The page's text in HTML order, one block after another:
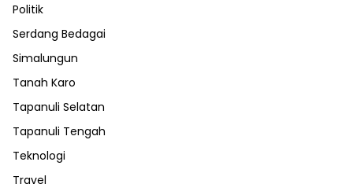
Politik
Serdang Bedagai
Simalungun
Tanah Karo
Tapanuli Selatan
Tapanuli Tengah
Teknologi
Travel